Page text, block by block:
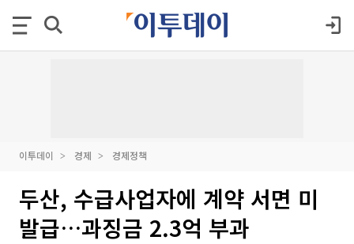
이투데이 경제 경제정책
두산, 수급사업자에 계약 서면 미
발급…과징금 2.3억 부과